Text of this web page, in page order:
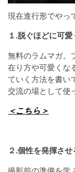
現在進行形でやっ
１.脱ぐほどに可
無料のラムマガ。
在り方や可愛くな
ていく方法を書い
交流の場として使
＜こちら＞
２.個性を発揮させ